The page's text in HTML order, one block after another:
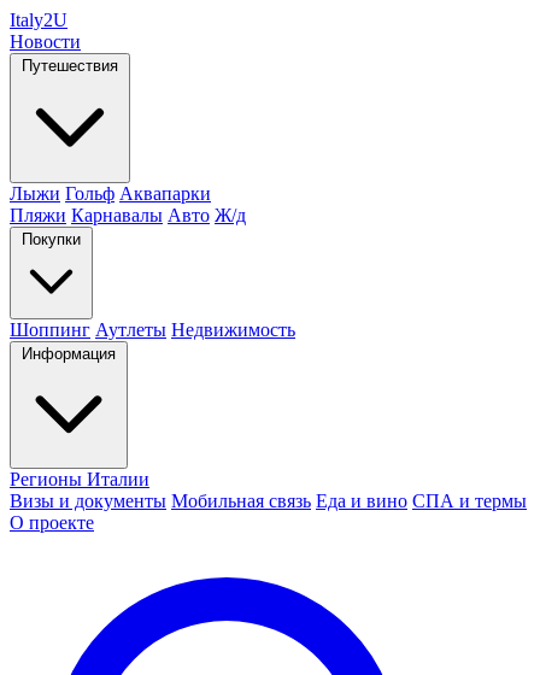
Italy2U
Новости
Путешествия
Лыжи Гольф Аквапарки
Пляжи Карнавалы Авто Ж/д
Покупки
Шоппинг Аутлеты Недвижимость
Информация
Регионы Италии
Визы и документы Мобильная связь Еда и вино СПА и термы
О проекте